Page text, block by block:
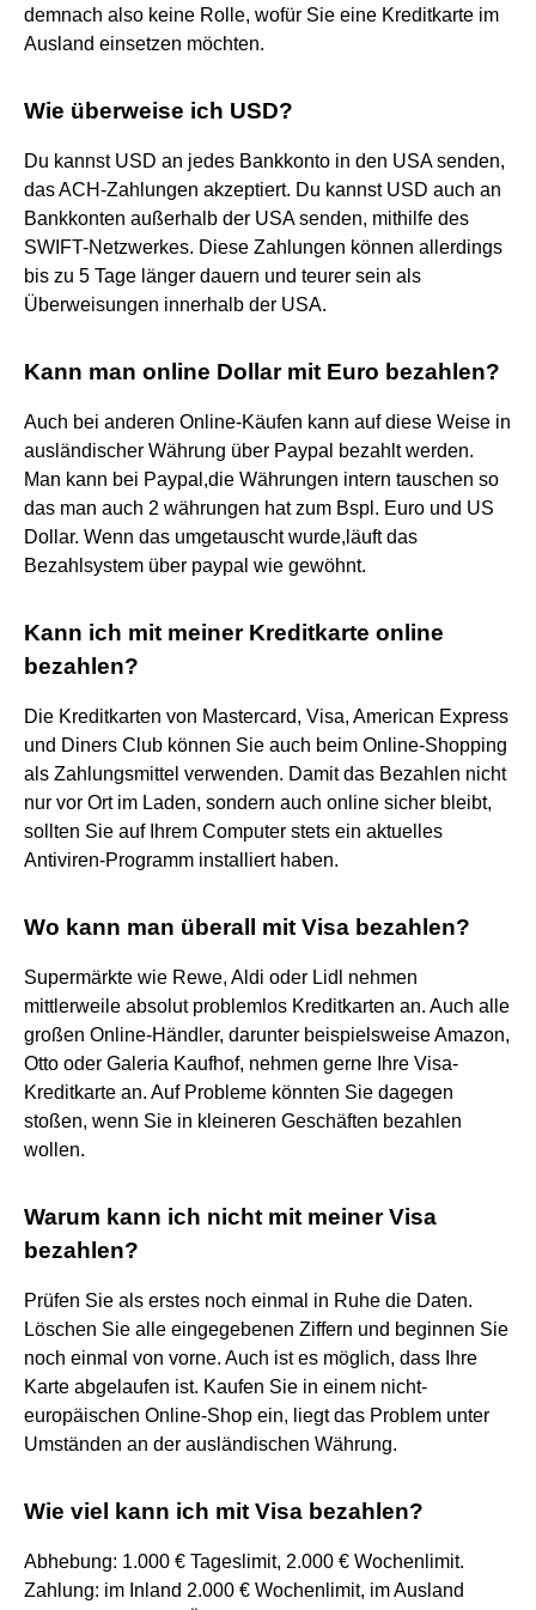
demnach also keine Rolle, wofür Sie eine Kreditkarte im
Ausland einsetzen möchten.
Wie überweise ich USD?
Du kannst USD an jedes Bankkonto in den USA senden,
das ACH-Zahlungen akzeptiert. Du kannst USD auch an
Bankkonten außerhalb der USA senden, mithilfe des
SWIFT-Netzwerkes. Diese Zahlungen können allerdings
bis zu 5 Tage länger dauern und teurer sein als
Überweisungen innerhalb der USA.
Kann man online Dollar mit Euro bezahlen?
Auch bei anderen Online-Käufen kann auf diese Weise in
ausländischer Währung über Paypal bezahlt werden.
Man kann bei Paypal,die Währungen intern tauschen so
das man auch 2 währungen hat zum Bspl. Euro und US
Dollar. Wenn das umgetauscht wurde,läuft das
Bezahlsystem über paypal wie gewöhnt.
Kann ich mit meiner Kreditkarte online
bezahlen?
Die Kreditkarten von Mastercard, Visa, American Express
und Diners Club können Sie auch beim Online-Shopping
als Zahlungsmittel verwenden. Damit das Bezahlen nicht
nur vor Ort im Laden, sondern auch online sicher bleibt,
sollten Sie auf Ihrem Computer stets ein aktuelles
Antiviren-Programm installiert haben.
Wo kann man überall mit Visa bezahlen?
Supermärkte wie Rewe, Aldi oder Lidl nehmen
mittlerweile absolut problemlos Kreditkarten an. Auch alle
großen Online-Händler, darunter beispielsweise Amazon,
Otto oder Galeria Kaufhof, nehmen gerne Ihre Visa-
Kreditkarte an. Auf Probleme könnten Sie dagegen
stoßen, wenn Sie in kleineren Geschäften bezahlen
wollen.
Warum kann ich nicht mit meiner Visa
bezahlen?
Prüfen Sie als erstes noch einmal in Ruhe die Daten.
Löschen Sie alle eingegebenen Ziffern und beginnen Sie
noch einmal von vorne. Auch ist es möglich, dass Ihre
Karte abgelaufen ist. Kaufen Sie in einem nicht-
europäischen Online-Shop ein, liegt das Problem unter
Umständen an der ausländischen Währung.
Wie viel kann ich mit Visa bezahlen?
Abhebung: 1.000 € Tageslimit, 2.000 € Wochenlimit.
Zahlung: im Inland 2.000 € Wochenlimit, im Ausland